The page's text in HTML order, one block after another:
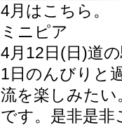
4月はこちら。
ミニピア
4月12日(日)道
1日のんびりと
流を楽しみた
です。是非是